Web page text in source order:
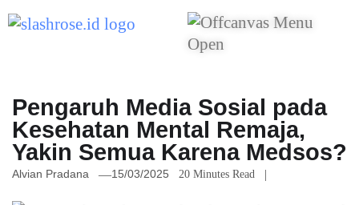
Pengaruh Media Sosial pada
Kesehatan Mental Remaja,
Yakin Semua Karena Medsos?
Alvian Pradana 15/03/2025 20 Minutes Read